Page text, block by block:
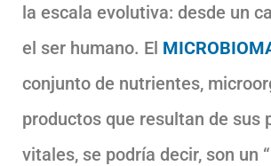
la escala evolutiva: desde un
el ser humano. El
conjunto de nutrientes,
productos que resultan de sus
vitales, se podría decir, son un